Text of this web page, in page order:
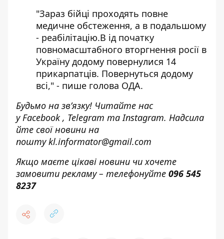
"Зараз бійці проходять повне
медичне обстеження, а в подальшому
- реабілітацію.В ід початку
повномасштабного вторгнення росії в
Україну додому повернулися 14
прикарпатців. Повернуться додому
всі," - пише голова ОДА.
Будьмо на зв’язку! Читайте нас
уFacebook, Telegram таInstagram. Надсила
йте свої новини на
поштуkl.informator@gmail.com
Якщо маєте цікаві новини чи хочете
замовити рекламу – телефонуйте 096 545
8237